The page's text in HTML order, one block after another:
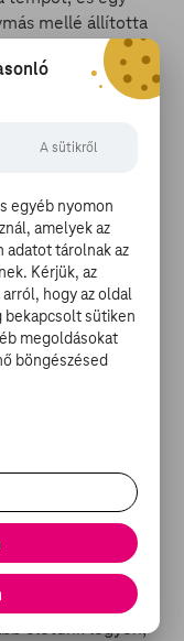
mellé állította
késleltető
szenvedélyes
akik férjével
műtétet.
folyamat
kedves, idős
hoz az
is bevet,
is, aki egészen
és aki mindig
életünk legyen,
A sütikről
egyéb nyomon
amelyek az
tárolnak az
Kérjük, az
hogy az oldal
bekapcsolt sütiken
megoldásokat
böngészésed